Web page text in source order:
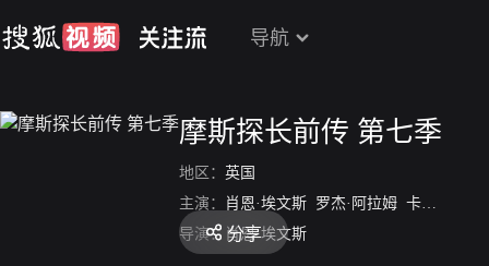
导航
摩斯探长前传 第七季
地区： 英国
主演：
肖恩·埃文斯 罗杰·阿拉姆 卡罗琳·奥尼尔
导演： 肖恩·埃文斯
分享